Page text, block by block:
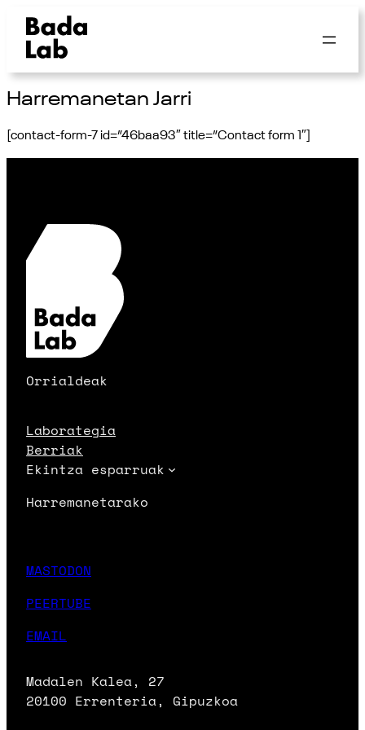
Harremanetan Jarri
[contact-form-7 id=”46baa93″ title=”Contact form 1″]
Orrialdeak
Laborategia
Berriak
Ekintza esparruak
Harremanetarako
MASTODON
PEERTUBE
EMAIL
Madalen Kalea, 27
20100 Errenteria, Gipuzkoa